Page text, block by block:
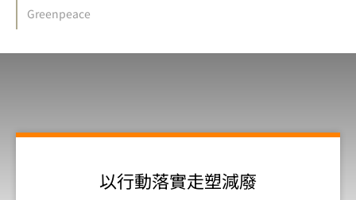
Greenpeace
以行動落實走塑減廢